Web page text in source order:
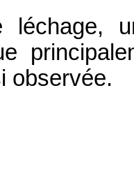
observée.